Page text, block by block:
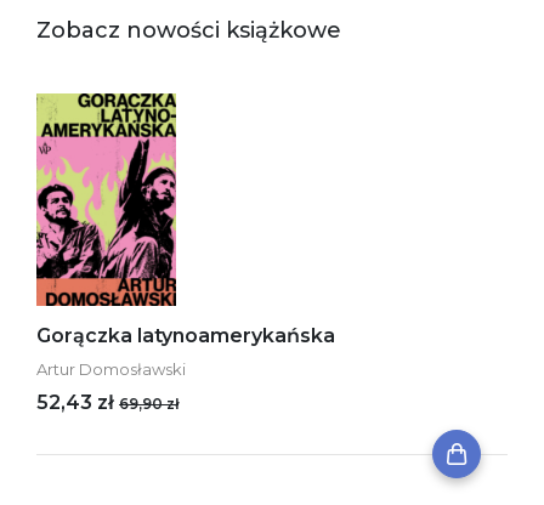
Zobacz nowości książkowe
Gorączka latynoamerykańska
Artur Domosławski
52,43 zł 69,90 zł